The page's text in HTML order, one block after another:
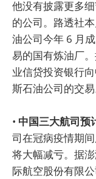
他没有披露更多
的公司。路透社
油公司今年 6 月
易的国有炼油厂
业信贷投资银行
斯石油公司的交易
• 中国三大航司预
司在冠病疫情期
将大幅减亏。据
际航空股份有限